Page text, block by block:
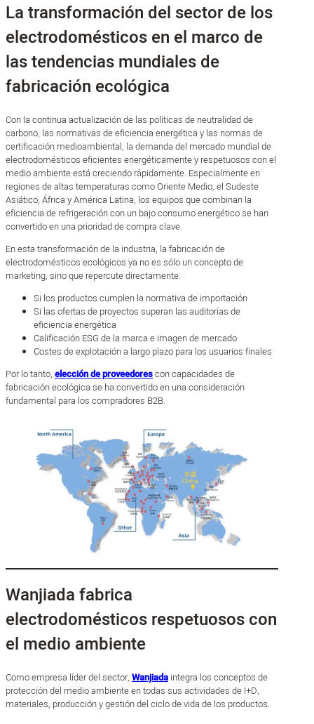
La transformación del sector de los
electrodomésticos en el marco de
las tendencias mundiales de
fabricación ecológica
Con la continua actualización de las políticas de neutralidad de
carbono, las normativas de eficiencia energética y las normas de
certificación medioambiental, la demanda del mercado mundial de
electrodomésticos eficientes energéticamente y respetuosos con el
medio ambiente está creciendo rápidamente. Especialmente en
regiones de altas temperaturas como Oriente Medio, el Sudeste
Asiático, África y América Latina, los equipos que combinan la
eficiencia de refrigeración con un bajo consumo energético se han
convertido en una prioridad de compra clave.
En esta transformación de la industria, la fabricación de
electrodomésticos ecológicos ya no es sólo un concepto de
marketing, sino que repercute directamente:
Si los productos cumplen la normativa de importación
Si las ofertas de proyectos superan las auditorías de
eficiencia energética
Calificación ESG de la marca e imagen de mercado
Costes de explotación a largo plazo para los usuarios finales
Por lo tanto, elección de proveedorescon capacidades de
fabricación ecológica se ha convertido en una consideración
fundamental para los compradores B2B.
Wanjiada fabrica
electrodomésticos respetuosos con
el medio ambiente
Como empresa líder del sector, Wanjiada integra los conceptos de
protección del medio ambiente en todas sus actividades de I+D,
materiales, producción y gestión del ciclo de vida de los productos.